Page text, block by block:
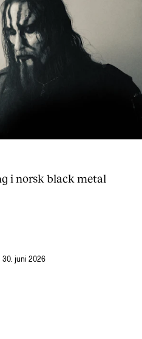
i norsk black metal
30. juni 2026